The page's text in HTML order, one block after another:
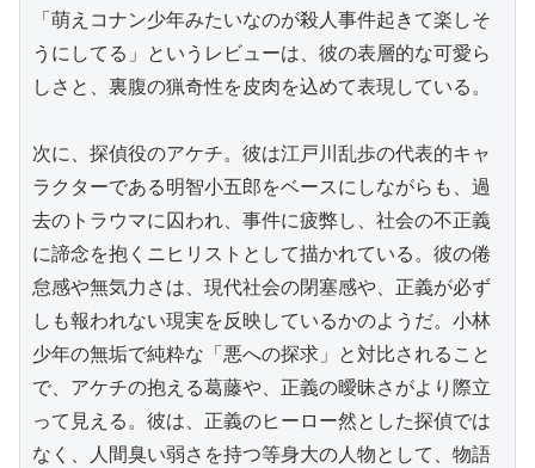
「萌えコナン少年みたいなのが殺人事件起きて楽しそ
うにしてる」というレビューは、彼の表層的な可愛ら
しさと、裏腹の猟奇性を皮肉を込めて表現している。
次に、探偵役のアケチ。彼は江戸川乱歩の代表的キャ
ラクターである明智小五郎をベースにしながらも、過
去のトラウマに囚われ、事件に疲弊し、社会の不正義
に諦念を抱くニヒリストとして描かれている。彼の倦
怠感や無気力さは、現代社会の閉塞感や、正義が必ず
しも報われない現実を反映しているかのようだ。小林
少年の無垢で純粋な「悪への探求」と対比されること
で、アケチの抱える葛藤や、正義の曖昧さがより際立
って見える。彼は、正義のヒーロー然とした探偵では
なく、人間臭い弱さを持つ等身大の人物として、物語